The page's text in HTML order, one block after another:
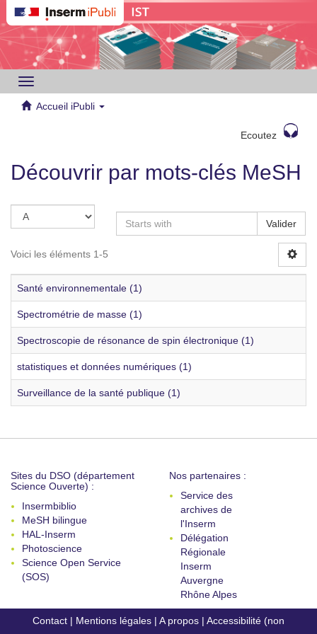
Toggle
navigation
Accueil iPubli
Ecoutez
Découvrir par mots-clés MeSH
Valider
Voici les éléments 1-5
Santé environnementale (1)
Spectrométrie de masse (1)
Spectroscopie de résonance de spin électronique (1)
statistiques et données numériques (1)
Surveillance de la santé publique (1)
Sites du DSO (département
Science Ouverte) :
Insermbiblio
MeSH bilingue
HAL-Inserm
Photoscience
Science Open Service
(SOS)
Nos partenaires :
Service des
archives de
l'Inserm
Délégation
Régionale
Inserm
Auvergne
Rhône Alpes
Contact | Mentions légales | A propos | Accessibilité (non